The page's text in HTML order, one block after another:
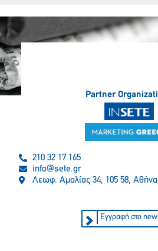
Partner
210 32 17 165
info@sete.gr
Λεωφ. Αμαλίας 34, 105 58, Αθήνα
Εγγραφή στο